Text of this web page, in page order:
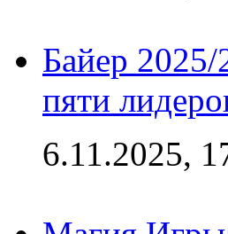
Байер
пяти
6.11.2025,